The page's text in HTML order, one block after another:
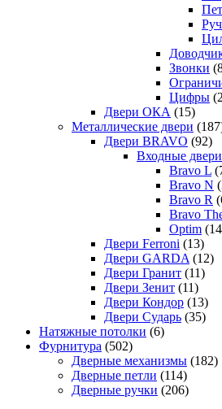
Звонки
Цифры
Двери ОКА (15)
Металлические двери
Двери BRAVO (92)
Входные
Bravo L
Bravo N
Bravo R
Bravo
Optim
Двери Ferroni (13)
Двери GARDA (12)
Двери Гранит (11)
Двери Зенит (11)
Двери Кондор (13)
Двери Сударь (35)
Натяжные потолки (6)
Фурнитура (502)
Дверные механизмы (182)
Дверные петли (114)
Дверные ручки (206)